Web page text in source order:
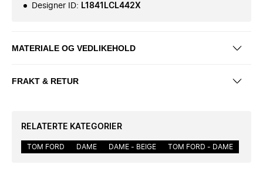
Designer ID: L1841LCL442X
MATERIALE OG VEDLIKEHOLD
FRAKT & RETUR
RELATERTE KATEGORIER
TOM FORD DAME DAME - BEIGE TOM FORD - DAME